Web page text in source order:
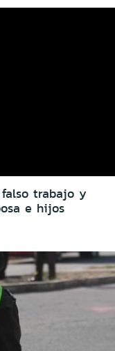
trabajo y
e hijos